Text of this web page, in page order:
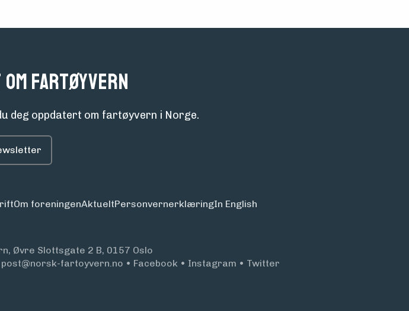
fartøyvern
deg oppdatert om fartøyvern i Norge.
Om foreningenAktueltPersonvern­erklæringIn English
Øvre Slottsgate 2 B, 0157 Oslo
post@norsk-fartoyvern.no • Facebook • Instagram • Twitter